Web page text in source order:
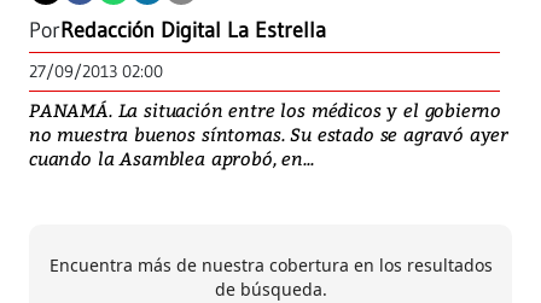
PorRedacción Digital La Estrella
27/09/2013 02:00
PANAMÁ. La situación entre los médicos y el gobierno
no muestra buenos síntomas. Su estado se agravó ayer
cuando la Asamblea aprobó, en...
Encuentra más de nuestra cobertura en los resultados
de búsqueda.